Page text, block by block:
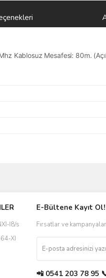
Kablosuz Mesafesi: 80m.
I8/s
XI
E-Bültene Kayıt Ol!
Fırsatlar ve
📲 0541 203 78 95